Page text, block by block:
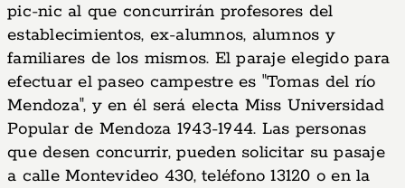
pic-nic al que concurrirán profesores del
establecimientos, ex-alumnos, alumnos y
familiares de los mismos. El paraje elegido para
efectuar el paseo campestre es "Tomas del río
Mendoza", y en él será electa Miss Universidad
Popular de Mendoza 1943-1944. Las personas
que desen concurrir, pueden solicitar su pasaje
a calle Montevideo 430, teléfono 13120 o en la